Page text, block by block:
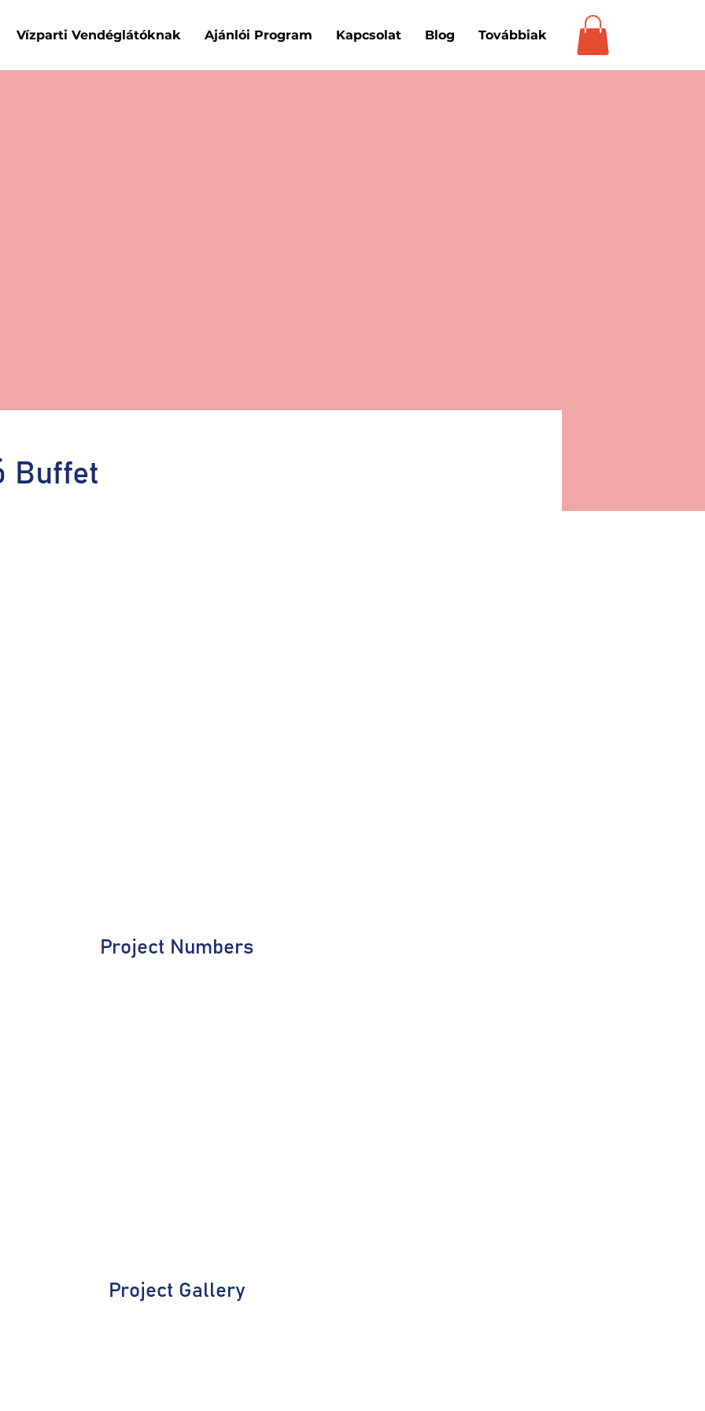
Vízparti Vendéglátóknak Ajánlói Program Kapcsolat Blog Továbbiak
Buffet
Project Numbers
Project Gallery